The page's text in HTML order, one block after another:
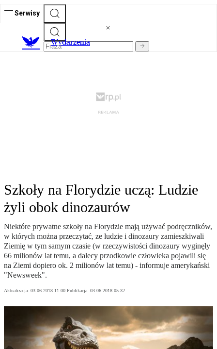
Serwisy
Wydarzenia
Szkoły na Florydzie uczą: Ludzie
żyli obok dinozaurów
Niektóre prywatne szkoły na Florydzie mają używać podręczników,
w których można przeczytać, ze ludzie i dinozaury zamieszkiwali
Ziemię w tym samym czasie (w rzeczywistości dinozaury wyginęły
66 milionów lat temu, a dalecy przodkowie człowieka pojawili się
na Ziemi dopiero ok. 2 milionów lat temu) - informuje amerykański
"Newsweek".
Aktualizacja: 03.06.2018 11:00 Publikacja: 03.06.2018 05:32